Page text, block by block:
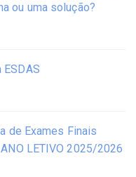
ou uma solução?
de Exames Finais
LETIVO 2025/2026